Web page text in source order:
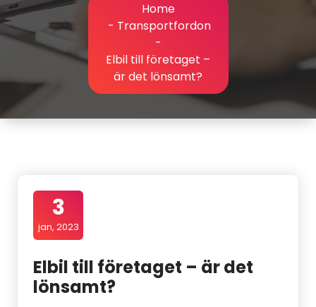
Home
- Transportfordon
-
Elbil till företaget –
är det lönsamt?
3
jan, 2023
Elbil till företaget – är det
lönsamt?